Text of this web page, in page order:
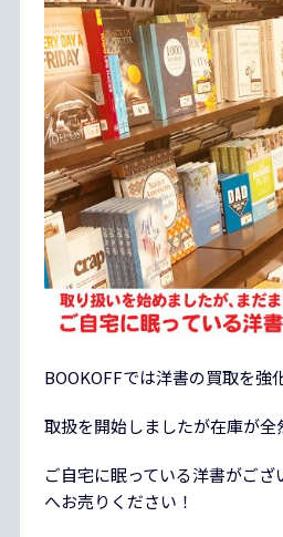
BOOKOFFでは洋書の買取を強
取扱を開始しましたが在庫が全
ご自宅に眠っている洋書がござ
へお売りください！